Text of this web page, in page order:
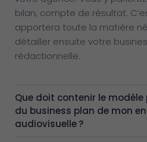
bilan, compte de résultat.
apportera toute la matière
détailler ensuite votre
rédactionnelle.
Que doit contenir le
du business plan de mon
audiovisuelle ?